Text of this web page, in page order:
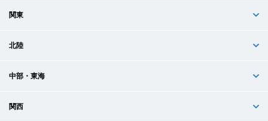
関東
北陸
中部・東海
関西